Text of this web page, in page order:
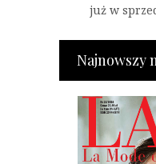
już w
Najnowszy